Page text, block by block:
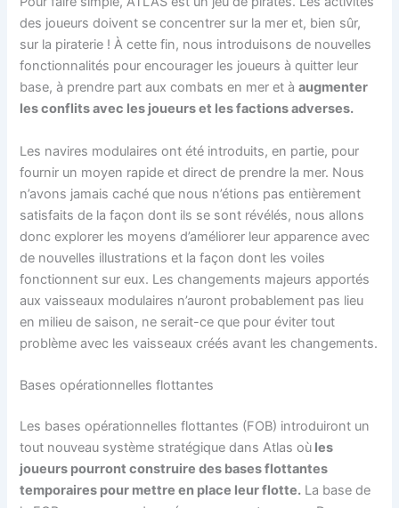
des joueurs doivent se concentrer sur la mer et, bien sûr,
sur la piraterie ! À cette fin, nous introduisons de nouvelles
fonctionnalités pour encourager les joueurs à quitter leur
base, à prendre part aux combats en mer et àaugmenter
les conflits avec les joueurs et les factions adverses.
Les navires modulaires ont été introduits, en partie, pour
fournir un moyen rapide et direct de prendre la mer. Nous
n’avons jamais caché que nous n’étions pas entièrement
satisfaits de la façon dont ils se sont révélés, nous allons
donc explorer les moyens d’améliorer leur apparence avec
de nouvelles illustrations et la façon dont les voiles
fonctionnent sur eux. Les changements majeurs apportés
aux vaisseaux modulaires n’auront probablement pas lieu
en milieu de saison, ne serait-ce que pour éviter tout
problème avec les vaisseaux créés avant les changements.
Bases opérationnelles flottantes
Les bases opérationnelles flottantes (FOB) introduiront un
tout nouveau système stratégique dans Atlas où les
joueurs pourront construire des bases flottantes
temporaires pour mettre en place leur flotte. La base de